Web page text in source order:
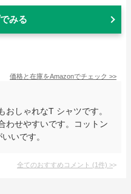
みる
価格と在庫をAmazonでチェック >>
おしゃれなT シャツです。
わせやすいです。コットン
いです。
全てのおすすめコメント (1件) >